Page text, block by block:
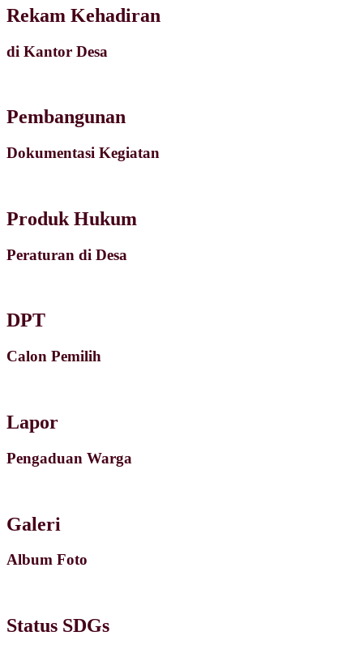
Rekam Kehadiran
di Kantor Desa
Pembangunan
Dokumentasi Kegiatan
Produk Hukum
Peraturan di Desa
DPT
Calon Pemilih
Lapor
Pengaduan Warga
Galeri
Album Foto
Status SDGs